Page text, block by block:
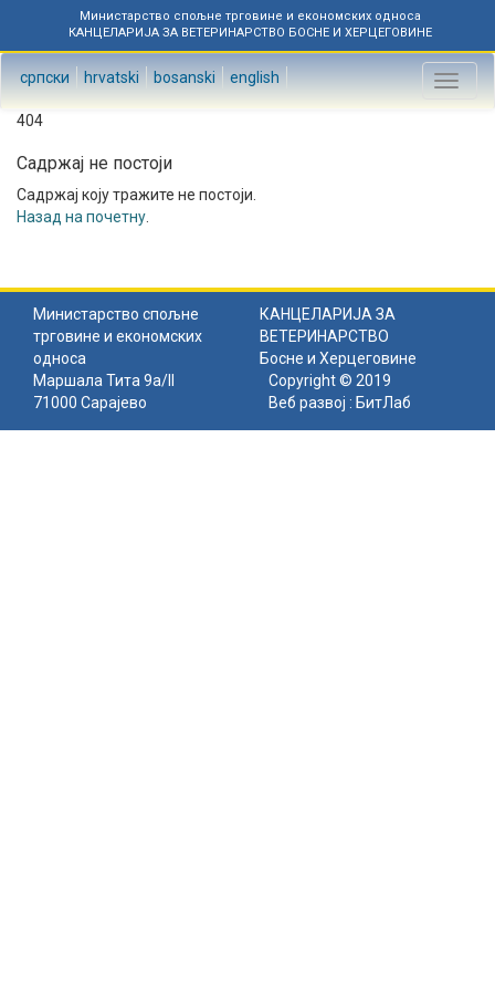
Министарство спољне трговине и економских односа
КАНЦЕЛАРИЈА ЗА ВЕТЕРИНАРСТВО БОСНЕ И ХЕРЦЕГОВИНЕ
српски hrvatski bosanski english
Toggle
404
Садржај не постоји
Садржај коју тражите не постоји.
Назад на почетну
Министарство спољне
трговине и економских
односа
КАНЦЕЛАРИЈА ЗА
ВЕТЕРИНАРСТВО
Босне и Херцеговине
Маршала Тита 9а/II
71000 Сарајево
Copyright © 2019
Веб развој : БитЛаб